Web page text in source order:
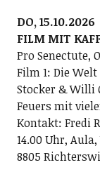
DO, 15.10.2026
FILM MIT
Pro Senectute,
Film 1: Die
Stocker & Willi
Feuers mit
Kontakt: Fredi
14.00 Uhr,
8805